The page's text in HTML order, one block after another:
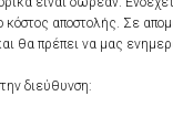
αποστολής. Σε
πρέπει να μας
διεύθυνση: